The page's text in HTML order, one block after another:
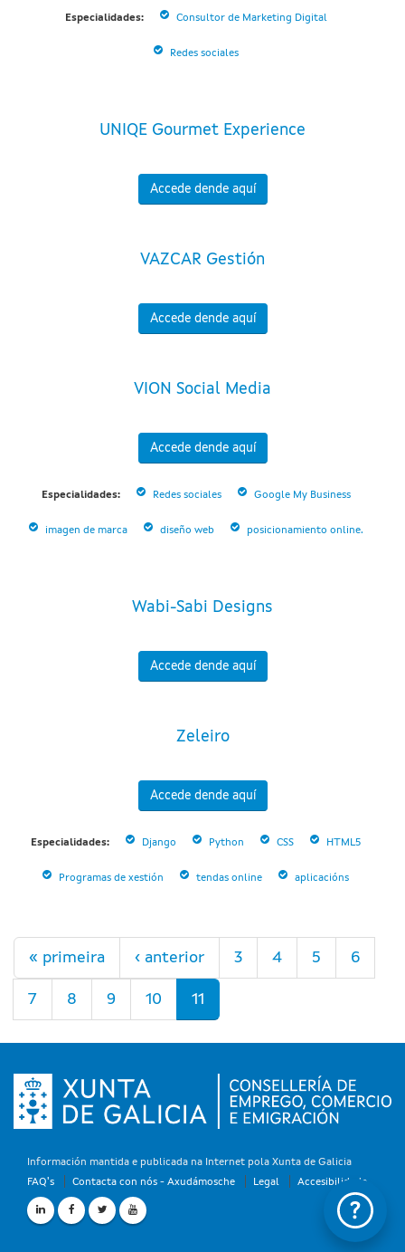
Especialidades: Consultor de Marketing Digital
Redes sociales
UNIQE Gourmet Experience
Accede dende aquí
VAZCAR Gestión
Accede dende aquí
VION Social Media
Accede dende aquí
Especialidades: Redes sociales Google My Business
imagen de marca diseño web posicionamiento online.
Wabi-Sabi Designs
Accede dende aquí
Zeleiro
Accede dende aquí
Especialidades: Django Python CSS HTML5
Programas de xestión tendas online aplicacións
Páxinas
« primeira ‹ anterior 3 4 5 6
7 8 9 10 11
Información mantida e publicada na Internet pola Xunta de Galicia
FAQ's
Contacta con nós - Axudámosche Legal Accesibilidade